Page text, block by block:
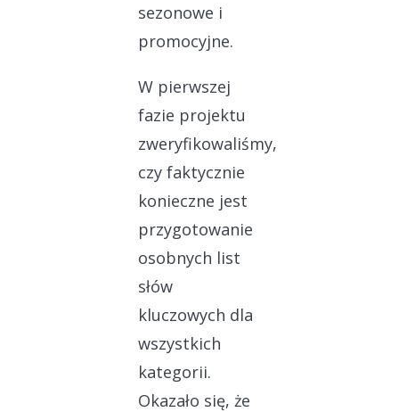
sezonowe i
promocyjne.
W pierwszej
fazie projektu
zweryfikowaliśmy,
czy faktycznie
konieczne jest
przygotowanie
osobnych list
słów
kluczowych dla
wszystkich
kategorii.
Okazało się, że